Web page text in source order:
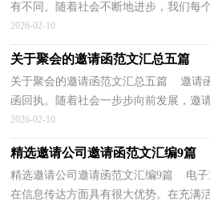
有不同。随着社会不断地进步，我们每
必许多人都在为如何写好邀请函而烦恼
2026-02-10
关于聚会的邀请函范文汇总五篇
关于聚会的邀请函范文汇总五篇 邀请
函回执。随着社会一步步向前发展，邀
写邀请函却不知道该请教谁？下面是小
2026-02-10
精选邀请公司邀请函范文汇编9篇
精选邀请公司邀请函范文汇编9篇 电子
在信息传达方面具有很大优势。在充满